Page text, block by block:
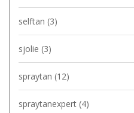
selftan (3)
sjolie (3)
spraytan (12)
spraytanexpert (4)